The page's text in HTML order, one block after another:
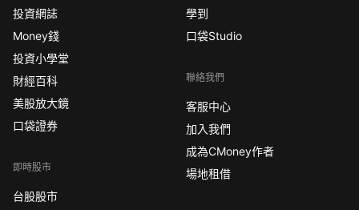
投資網誌
Money錢
投資小學堂
財經百科
美股放大鏡
口袋證券
即時股市
台股股市
學到
口袋Studio
聯絡我們
客服中心
加入我們
成為CMoney作者
場地租借